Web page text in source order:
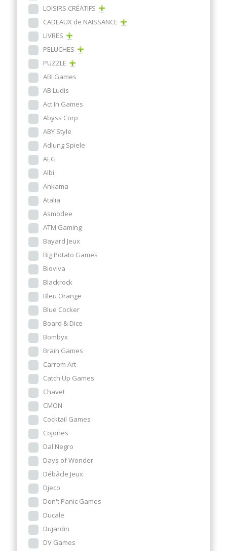
LOISIRS CRÉATIFS
CADEAUX de NAISSANCE
LIVRES
PELUCHES
PUZZLE
ABI Games
AB Ludis
Act In Games
Abyss Corp
ABY Style
Adlung Spiele
AEG
Albi
Ankama
Atalia
Asmodee
ATM Gaming
Bayard Jeux
Big Potato Games
Bioviva
Blackrock
Bleu Orange
Blue Cocker
Board & Dice
Bombyx
Brain Games
Carrom Art
Catch Up Games
Chavet
CMON
Cocktail Games
Cojones
Dal Negro
Days of Wonder
Débâcle Jeux
Djeco
Don't Panic Games
Ducale
Dujardin
DV Games